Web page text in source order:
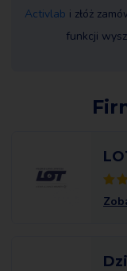
Activlab i złóż
funkcji